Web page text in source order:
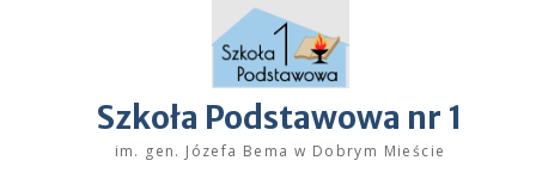
Szkoła Podstawowa nr 1
im. gen. Józefa Bema w Dobrym Mieście